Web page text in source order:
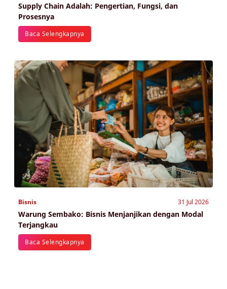
Supply Chain Adalah: Pengertian, Fungsi, dan
Prosesnya
Baca Selengkapnya
Bisnis 31 Jul 2026
Warung Sembako: Bisnis Menjanjikan dengan Modal
Terjangkau
Baca Selengkapnya